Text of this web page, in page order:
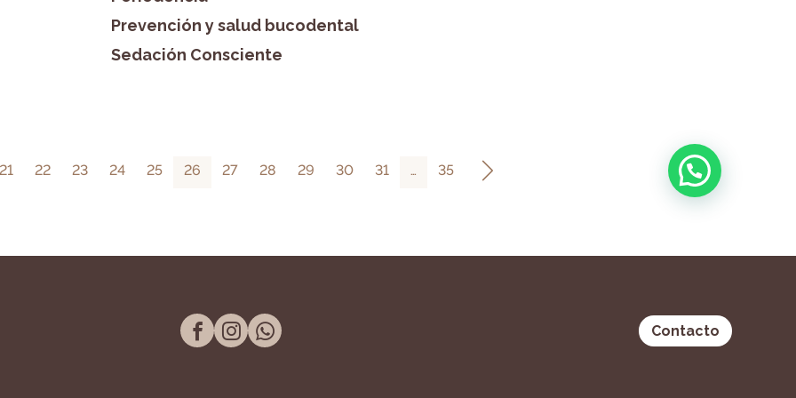
Prevención y salud bucodental
Sedación Consciente
21 22 23 24 25 26 27 28 29 30 31 … 35
Contacto